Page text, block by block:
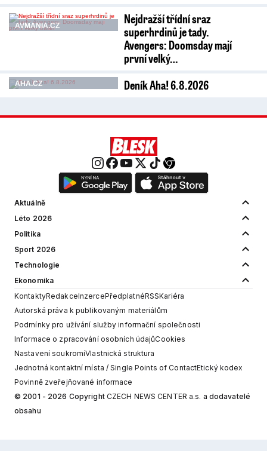
AVMANIA.CZ
Nejdražší třídní sraz
superhrdinů je tady.
Avengers: Doomsday mají
první velký…
AHA.CZ Deník Aha! 6.8.2026
Aktuálně
Léto 2026
Politika
Sport 2026
Technologie
Ekonomika
KontaktyRedakceInzercePředplatnéRSSKariéra
Autorská práva k publikovaným materiálům
Podmínky pro užívání služby informační společnosti
Informace o zpracování osobních údajůCookies
Nastavení soukromíVlastnická struktura
Jednotná kontaktní místa / Single Points of ContactEtický kodex
Povinně zveřejňované informace
© 2001 - 2026 Copyright CZECH NEWS CENTER a.s. a dodavatelé
obsahu